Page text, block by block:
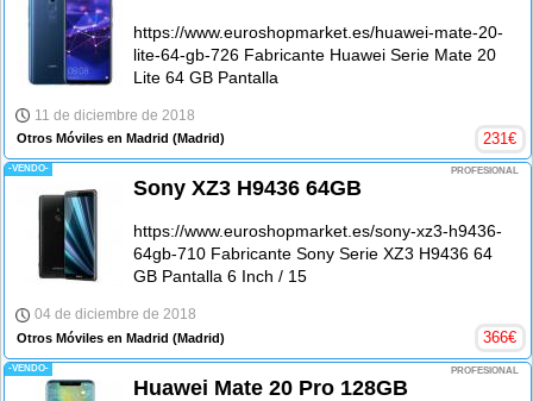
https://www.euroshopmarket.es/huawei-mate-20-
lite-64-gb-726 Fabricante Huawei Serie Mate 20
Lite 64 GB Pantalla
11 de diciembre de 2018
Otros Móviles en Madrid (Madrid) 231€
-VENDO- PROFESIONAL
Sony XZ3 H9436 64GB
https://www.euroshopmarket.es/sony-xz3-h9436-
64gb-710 Fabricante Sony Serie XZ3 H9436 64
GB Pantalla 6 Inch / 15
04 de diciembre de 2018
Otros Móviles en Madrid (Madrid) 366€
-VENDO- PROFESIONAL
Huawei Mate 20 Pro 128GB